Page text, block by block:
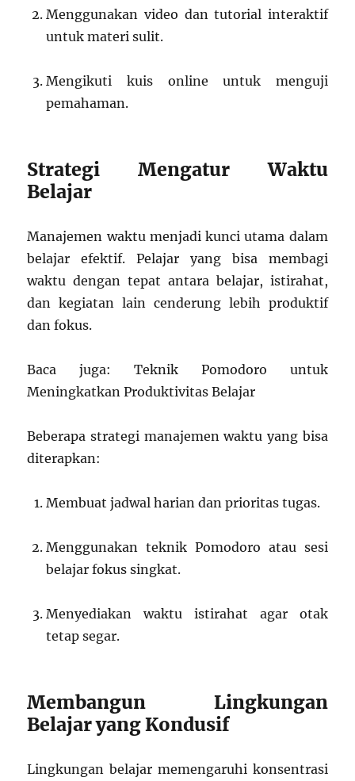
Menggunakan video dan tutorial interaktif
untuk materi sulit.
Mengikuti kuis online untuk menguji
pemahaman.
Strategi Mengatur Waktu
Belajar
Manajemen waktu menjadi kunci utama dalam
belajar efektif. Pelajar yang bisa membagi
waktu dengan tepat antara belajar, istirahat,
dan kegiatan lain cenderung lebih produktif
dan fokus.
Baca juga: Teknik Pomodoro untuk
Meningkatkan Produktivitas Belajar
Beberapa strategi manajemen waktu yang bisa
diterapkan:
Membuat jadwal harian dan prioritas tugas.
Menggunakan teknik Pomodoro atau sesi
belajar fokus singkat.
Menyediakan waktu istirahat agar otak
tetap segar.
Membangun Lingkungan
Belajar yang Kondusif
Lingkungan belajar memengaruhi konsentrasi